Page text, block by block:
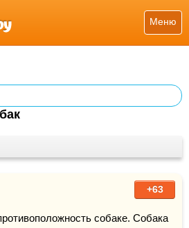
Меню
+63
собаке. Собака